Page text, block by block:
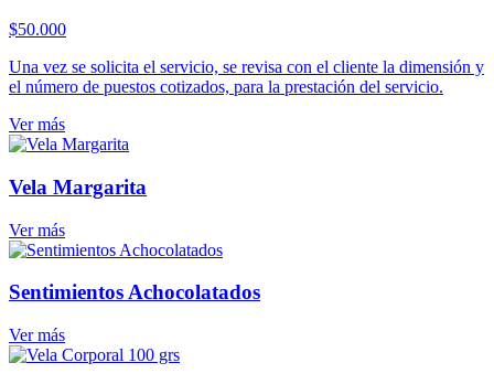
$50.000
Una vez se solicita el servicio, se revisa con el cliente la dimensión y
el número de puestos cotizados, para la prestación del servicio.
Ver más
Vela Margarita
Ver más
Sentimientos Achocolatados
Ver más